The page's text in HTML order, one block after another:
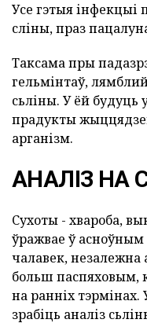
Усе гэтыя
сліны, праз
Таксама пры
гельмінтаў,
сьліны. У ёй будуць
прадукты
арганізм.
АНАЛІЗ НА
Сухоты - хвароба,
ўражвае ў
чалавек, незалежна
больш паспяховым,
на ранніх
зрабіць аналіз